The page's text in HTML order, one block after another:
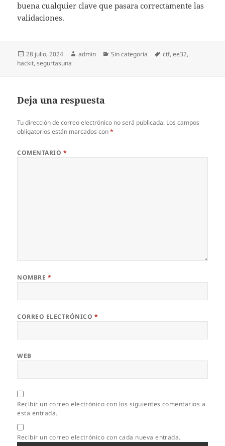
buena cualquier clave que pasara correctamente las
validaciones.
Publicado
el
28 julio, 2024 Autor
admin Categorías
Sin categoría Etiquetas
ctf,ee32,
hackit,segurtasuna
Deja una respuesta
Tu dirección de correo electrónico no será publicada. Los campos
obligatorios están marcados con*
COMENTARIO *
NOMBRE *
CORREO ELECTRÓNICO *
WEB
Recibir un correo electrónico con los siguientes comentarios a
esta entrada.
Recibir un correo electrónico con cada nueva entrada.